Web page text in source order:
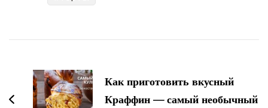
записям
Как приготовить вкусный
Краффин — самый необычный